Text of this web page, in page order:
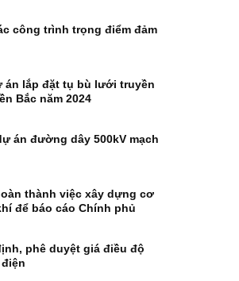
công trình trọng điểm đảm
án lắp đặt tụ bù lưới truyền
Bắc năm 2024
án đường dây 500kV mạch
thành việc xây dựng cơ
để báo cáo Chính phủ
phê duyệt giá điều độ